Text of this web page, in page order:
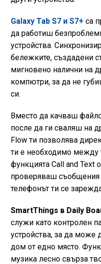
Galaxy Tab S7 и S7+ са
да работиш
устройства.
бележките, създадени
мигновено налични на
компютри, за да не
си.
Вместо да качваш
после да ги сваляш на
Flow ти позволява
ти е необходимо между
функцията Call and
проверяваш съобщения
телефонът ти се
SmartThings в Daily
служи като контролен
устройства, за да може
дом от едно място.
музика лесно свърза